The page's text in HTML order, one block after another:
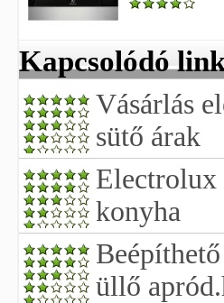
Kapcsolódó
Vásárlás
sütő árak
Electrolux
konyha
üllő